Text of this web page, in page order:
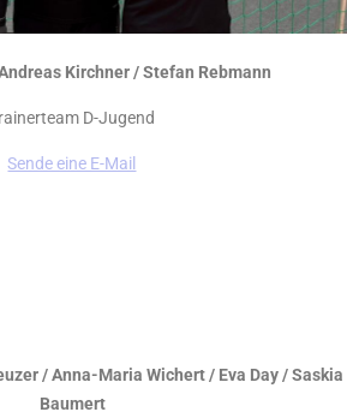
Kirchner / Stefan Rebmann
D-Jugend
Sende eine E-Mail
/ Anna-Maria Wichert / Eva Day / Saskia
Baumert